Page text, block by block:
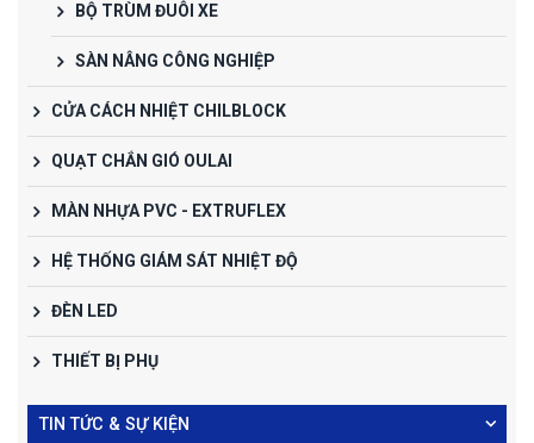
BỘ TRÙM ĐUÔI XE
SÀN NÂNG CÔNG NGHIỆP
CỬA CÁCH NHIỆT CHILBLOCK
QUẠT CHẮN GIÓ OULAI
MÀN NHỰA PVC - EXTRUFLEX
HỆ THỐNG GIÁM SÁT NHIỆT ĐỘ
ĐÈN LED
THIẾT BỊ PHỤ
TIN TỨC & SỰ KIỆN